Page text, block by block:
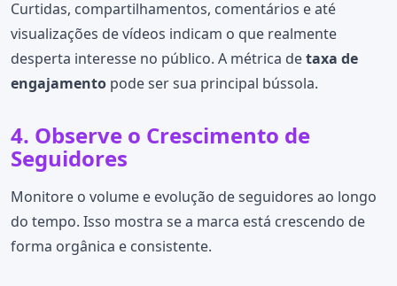
Curtidas, compartilhamentos, comentários e até
visualizações de vídeos indicam o que realmente
desperta interesse no público. A métrica detaxa de
engajamento pode ser sua principal bússola.
4. Observe o Crescimento de
Seguidores
Monitore o volume e evolução de seguidores ao longo
do tempo. Isso mostra se a marca está crescendo de
forma orgânica e consistente.